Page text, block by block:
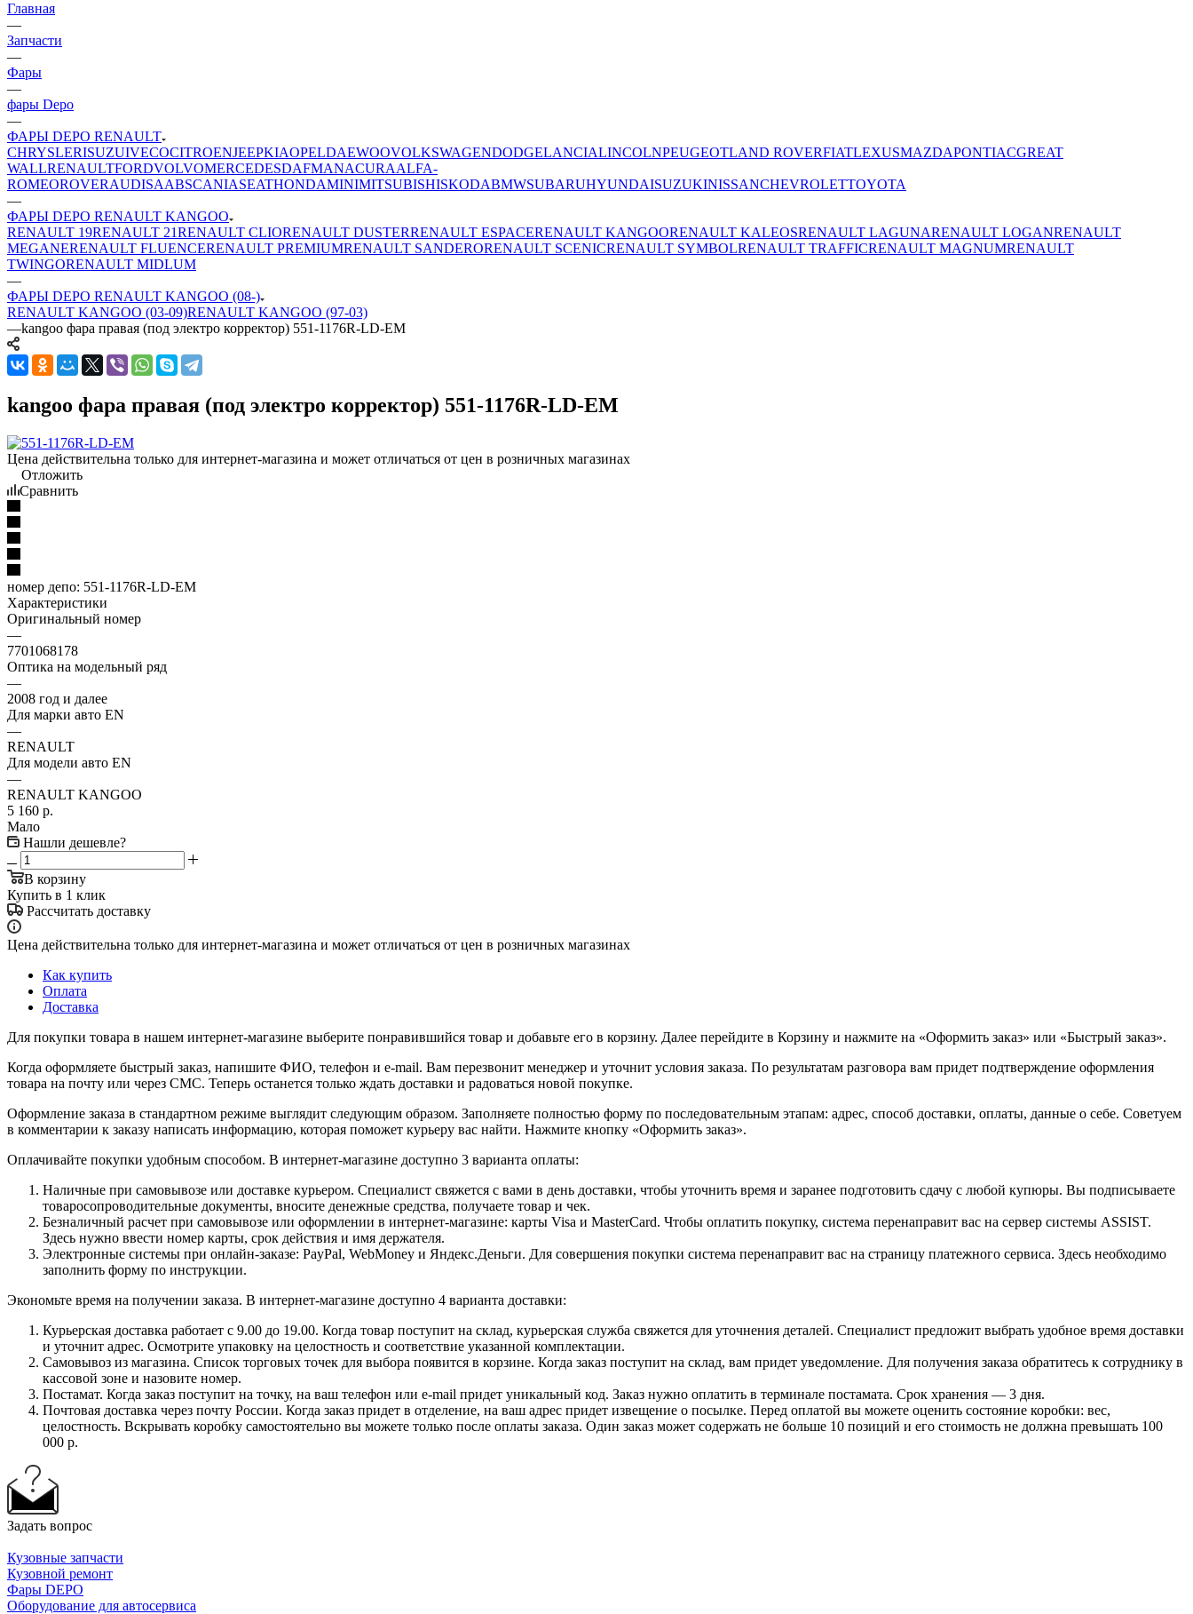
Главная
—
Запчасти
—
Фары
—
фары Depo
—
ФАРЫ DEPO RENAULT
CHRYSLERISUZUIVECOCITROENJEEPKIAOPELDAEWOOVOLKSWAGENDODGELANCIALINCOLNPEUGEOTLAND ROVERFIATLEXUSMAZDAPONTIACGREAT
WALLRENAULTFORDVOLVOMERCEDESDAFMANACURAALFA-
ROMEOROVERAUDISAABSCANIASEATHONDAMINIMITSUBISHISKODABMWSUBARUHYUNDAISUZUKINISSANCHEVROLETTOYOTA
—
ФАРЫ DEPO RENAULT KANGOO
RENAULT 19RENAULT 21RENAULT CLIORENAULT DUSTERRENAULT ESPACERENAULT KANGOORENAULT KALEOSRENAULT LAGUNARENAULT LOGANRENAULT
MEGANERENAULT FLUENCERENAULT PREMIUMRENAULT SANDERORENAULT SCENICRENAULT SYMBOLRENAULT TRAFFICRENAULT MAGNUMRENAULT
TWINGORENAULT MIDLUM
—
ФАРЫ DEPO RENAULT KANGOO (08-)
RENAULT KANGOO (03-09)RENAULT KANGOO (97-03)
—kangoo фара правая (под электро корректор) 551-1176R-LD-EM
kangoo фара правая (под электро корректор) 551-1176R-LD-EM
Цена действительна только для интернет-магазина и может отличаться от цен в розничных магазинах
Отложить
Сравнить
номер депо: 551-1176R-LD-EM
Характеристики
Оригинальный номер
—
7701068178
Оптика на модельный ряд
—
2008 год и далее
Для марки авто EN
—
RENAULT
Для модели авто EN
—
RENAULT KANGOO
5 160 р.
Мало
Нашли дешевле?
В корзину
Купить в 1 клик
Рассчитать доставку
Цена действительна только для интернет-магазина и может отличаться от цен в розничных магазинах
Как купить
Оплата
Доставка
Для покупки товара в нашем интернет-магазине выберите понравившийся товар и добавьте его в корзину. Далее перейдите в Корзину и нажмите на «Оформить заказ» или «Быстрый заказ».
Когда оформляете быстрый заказ, напишите ФИО, телефон и e-mail. Вам перезвонит менеджер и уточнит условия заказа. По результатам разговора вам придет подтверждение оформления
товара на почту или через СМС. Теперь останется только ждать доставки и радоваться новой покупке.
Оформление заказа в стандартном режиме выглядит следующим образом. Заполняете полностью форму по последовательным этапам: адрес, способ доставки, оплаты, данные о себе. Советуем
в комментарии к заказу написать информацию, которая поможет курьеру вас найти. Нажмите кнопку «Оформить заказ».
Оплачивайте покупки удобным способом. В интернет-магазине доступно 3 варианта оплаты:
Наличные при самовывозе или доставке курьером. Специалист свяжется с вами в день доставки, чтобы уточнить время и заранее подготовить сдачу с любой купюры. Вы подписываете
товаросопроводительные документы, вносите денежные средства, получаете товар и чек.
Безналичный расчет при самовывозе или оформлении в интернет-магазине: карты Visa и MasterCard. Чтобы оплатить покупку, система перенаправит вас на сервер системы ASSIST.
Здесь нужно ввести номер карты, срок действия и имя держателя.
Электронные системы при онлайн-заказе: PayPal, WebMoney и Яндекс.Деньги. Для совершения покупки система перенаправит вас на страницу платежного сервиса. Здесь необходимо
заполнить форму по инструкции.
Экономьте время на получении заказа. В интернет-магазине доступно 4 варианта доставки:
Курьерская доставка работает с 9.00 до 19.00. Когда товар поступит на склад, курьерская служба свяжется для уточнения деталей. Специалист предложит выбрать удобное время доставки
и уточнит адрес. Осмотрите упаковку на целостность и соответствие указанной комплектации.
Самовывоз из магазина. Список торговых точек для выбора появится в корзине. Когда заказ поступит на склад, вам придет уведомление. Для получения заказа обратитесь к сотруднику в
кассовой зоне и назовите номер.
Постамат. Когда заказ поступит на точку, на ваш телефон или e-mail придет уникальный код. Заказ нужно оплатить в терминале постамата. Срок хранения — 3 дня.
Почтовая доставка через почту России. Когда заказ придет в отделение, на ваш адрес придет извещение о посылке. Перед оплатой вы можете оценить состояние коробки: вес,
целостность. Вскрывать коробку самостоятельно вы можете только после оплаты заказа. Один заказ может содержать не больше 10 позиций и его стоимость не должна превышать 100
000 р.
Задать вопрос
Кузовные запчасти
Кузовной ремонт
Фары DEPO
Оборудование для автосервиса